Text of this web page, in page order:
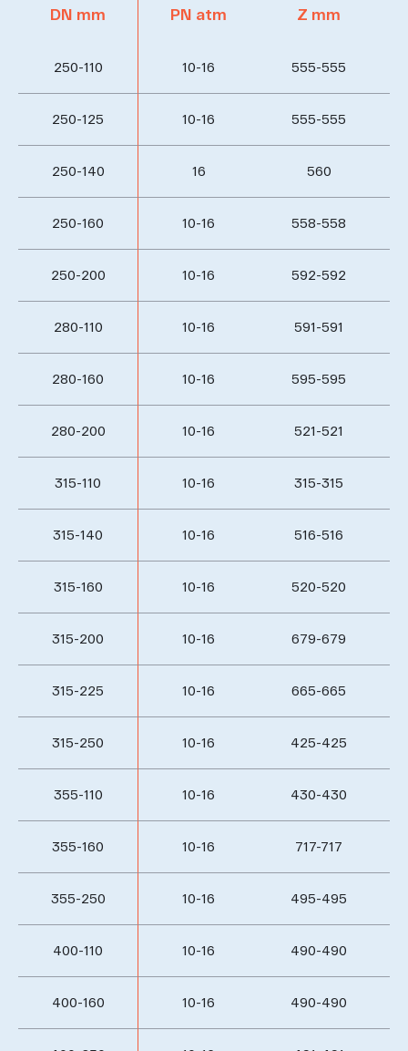
DN mm PN atm Z mm
250-110 10-16 555-555
250-125 10-16 555-555
250-140 16 560
250-160 10-16 558-558
250-200 10-16 592-592
280-110 10-16 591-591
280-160 10-16 595-595
280-200 10-16 521-521
315-110 10-16 315-315
315-140 10-16 516-516
315-160 10-16 520-520
315-200 10-16 679-679
315-225 10-16 665-665
315-250 10-16 425-425
355-110 10-16 430-430
355-160 10-16 717-717
355-250 10-16 495-495
400-110 10-16 490-490
400-160 10-16 490-490